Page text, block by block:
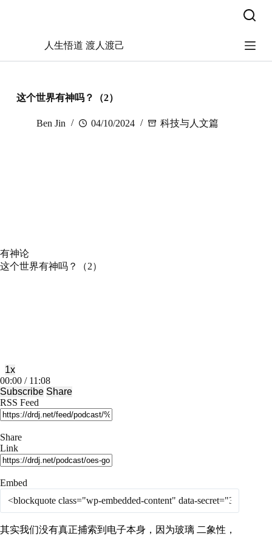
人生悟道 渡人渡己
这个世界有神吗？（2）
Ben Jin 04/10/2024 科技与人文篇
有神论
这个世界有神吗？（2）
Mute/Unmute
Episode
Rewind
10
Seconds
1x
Fast
Forward
30
seconds
00:00 / 11:08
Subscribe Share
RSS Feed
Share
Link
Embed
其实我们没有真正捕索到电子本身，因为玻璃 二象性，